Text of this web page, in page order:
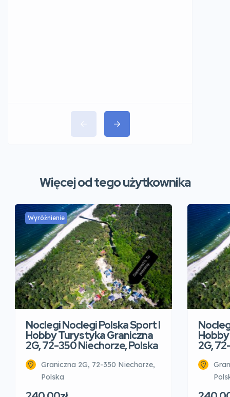
Więcej od tego użytkownika
Wyróżnienie
Noclegi Noclegi Polska Sport I
Hobby Turystyka Graniczna
2G, 72-350 Niechorze, Polska
Graniczna 2G, 72-350 Niechorze,
Polska
2G,